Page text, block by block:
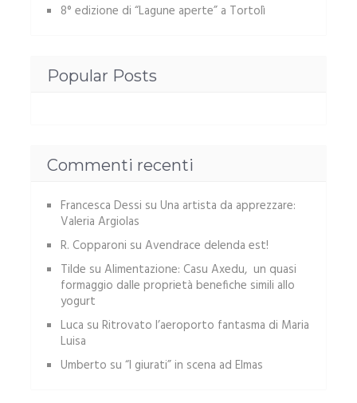
8° edizione di “Lagune aperte” a Tortolì
Popular Posts
Commenti recenti
Francesca Dessi su Una artista da apprezzare:
Valeria Argiolas
R. Copparoni su Avendrace delenda est!
Tilde su Alimentazione: Casu Axedu, un quasi
formaggio dalle proprietà benefiche simili allo
yogurt
Luca su Ritrovato l’aeroporto fantasma di Maria
Luisa
Umberto su “I giurati” in scena ad Elmas